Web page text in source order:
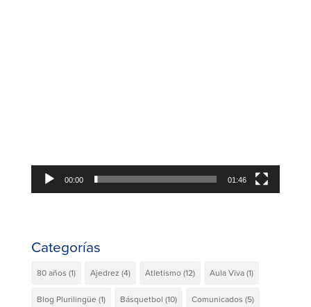
00:00 01:46
Categorías
80 años (1) Ajedrez (4) Atletismo(12) Aula Viva(1)
Blog Plurilingüe (1) Básquetbol (10) Comunicados (5)